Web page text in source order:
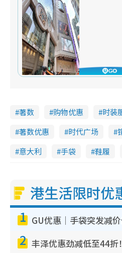
著数 购物优惠 时装
著数优惠
时代广场
意大利
手袋 鞋履
港生活限时优
1
2